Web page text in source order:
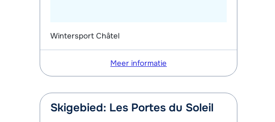
Wintersport Châtel
Meer informatie
Skigebied: Les Portes du Soleil